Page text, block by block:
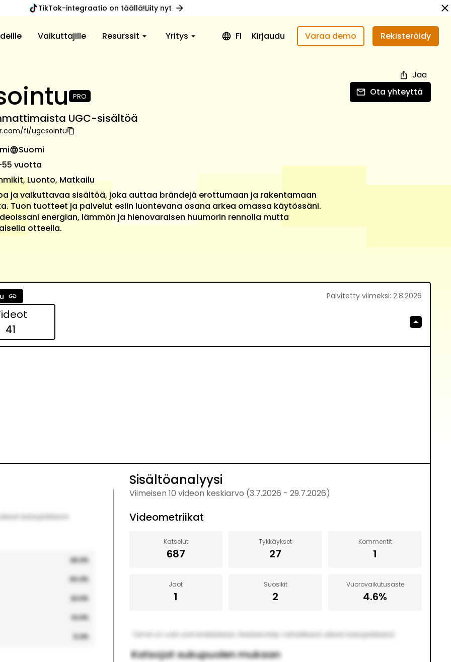
TikTok-integraatio on täällä!Liity nyt
Vaikuttajille Resurssit Yritys FI Kirjaudu Varaa demo Rekisteröidy
Jaa
PRO
UGC-sisältöä
/fi/ugcsointu
Ota yhteyttä
Suomi
55 vuotta
Luonto, Matkailu
ja vaikuttavaa sisältöä, joka auttaa brändejä erottumaan ja rakentamaan
Tuon tuotteet ja palvelut esiin luontevana osana arkea omassa käytössäni.
energian, lämmön ja hienovaraisen huumorin rennolla mutta
otteella.
Päivitetty viimeksi: 2.8.2026
41
katsojatilastot.
28.0%
35.0%
22.0%
10.0%
5.0%
Sisältöanalyysi
Viimeisen 10 videon keskiarvo (3.7.2026 - 29.7.2026)
Videometriikat
Katselut
687
Tykkäykset
27
Kommentit
1
Jaot
1
Suosikit
2
Vuorovaikutusaste
4.6%
Tämä on vain esimerkkidataa. Rekisteröidy nähdäksesi oikeat katsojatilastot.
Katsojat sukupuolen mukaan